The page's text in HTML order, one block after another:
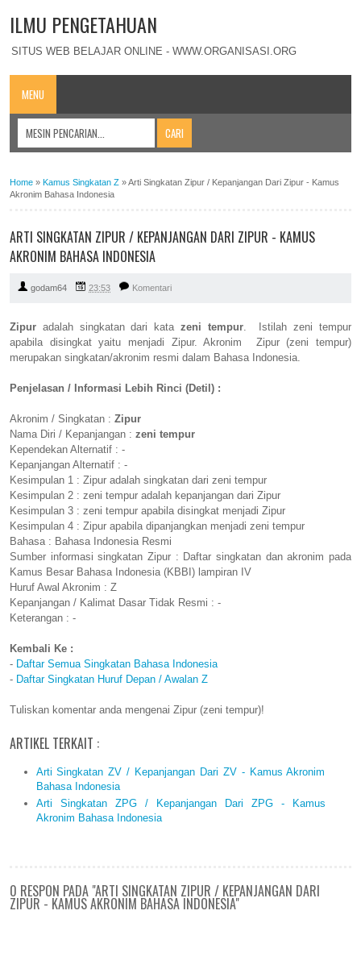
ILMU PENGETAHUAN
SITUS WEB BELAJAR ONLINE - WWW.ORGANISASI.ORG
MENU
Home » Kamus Singkatan Z »Arti Singkatan Zipur / Kepanjangan Dari Zipur - Kamus
Akronim Bahasa Indonesia
ARTI SINGKATAN ZIPUR / KEPANJANGAN DARI ZIPUR - KAMUS
AKRONIM BAHASA INDONESIA
godam64 23:53 Komentari
Zipur adalah singkatan dari kata zeni tempur. Istilah zeni tempur
apabila disingkat yaitu menjadi Zipur. Akronim Zipur (zeni tempur)
merupakan singkatan/akronim resmi dalam Bahasa Indonesia.
Penjelasan / Informasi Lebih Rinci (Detil) :
Akronim / Singkatan : Zipur
Nama Diri / Kepanjangan : zeni tempur
Kependekan Alternatif : -
Kepanjangan Alternatif : -
Kesimpulan 1 : Zipur adalah singkatan dari zeni tempur
Kesimpulan 2 : zeni tempur adalah kepanjangan dari Zipur
Kesimpulan 3 : zeni tempur apabila disingkat menjadi Zipur
Kesimpulan 4 : Zipur apabila dipanjangkan menjadi zeni tempur
Bahasa : Bahasa Indonesia Resmi
Sumber informasi singkatan Zipur : Daftar singkatan dan akronim pada
Kamus Besar Bahasa Indonesia (KBBI) lampiran IV
Huruf Awal Akronim : Z
Kepanjangan / Kalimat Dasar Tidak Resmi : -
Keterangan : -
Kembali Ke :
- Daftar Semua Singkatan Bahasa Indonesia
- Daftar Singkatan Huruf Depan / Awalan Z
Tuliskan komentar anda mengenai Zipur (zeni tempur)!
ARTIKEL TERKAIT :
Arti Singkatan ZV / Kepanjangan Dari ZV - Kamus Akronim
Bahasa Indonesia
Arti Singkatan ZPG / Kepanjangan Dari ZPG - Kamus
Akronim Bahasa Indonesia
0 RESPON PADA "ARTI SINGKATAN ZIPUR / KEPANJANGAN DARI
ZIPUR - KAMUS AKRONIM BAHASA INDONESIA"